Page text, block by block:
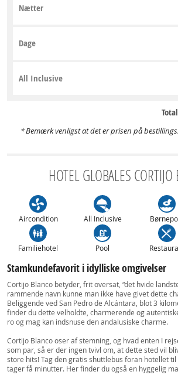
Nætter
Dage
All Inclusive
Bemærk venligst at det er prisen på
HOTEL GLOBALES
Aircondition All Inclusive
Familiehotel Pool
Stamkundefavorit i idylliske omgivelser
Cortijo Blanco betyder, frit oversat, “det hvide
rammende navn kunne man ikke have givet dette
Beliggende ved San Pedro de Alcántara, blot 3
finder du dette velholdte, charmerende og
ro og mag kan indsnuse den andalusiske charme.
Cortijo Blanco oser af stemning, og hvad enten I
som par, så er der ingen tvivl om, at dette sted vil
store hits! Tag den gratis shuttlebus foran hotellet til
tager få minutter. Her finder du også en hyggelig